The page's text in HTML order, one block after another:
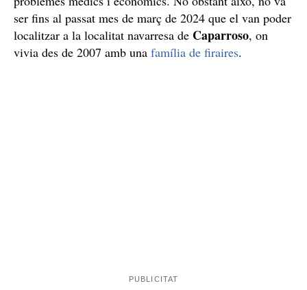
ser fins al passat mes de març de 2024 que el van poder
localitzar a la localitat navarresa de Caparroso, on
vivia des de 2007 amb una família de firaires.